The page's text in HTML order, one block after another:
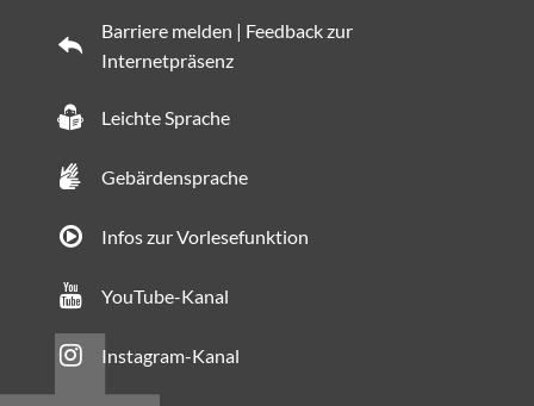
Barriere melden | Feedback zur
Internetpräsenz
Leichte Sprache
Gebärdensprache
Infos zur Vorlesefunktion
YouTube-Kanal
Instagram-Kanal